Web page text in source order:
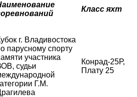
Класс яхт
г. Владивостока
парусному спорту
участника
судьи
Г.М.
Конрад-25Р,
Плату 25